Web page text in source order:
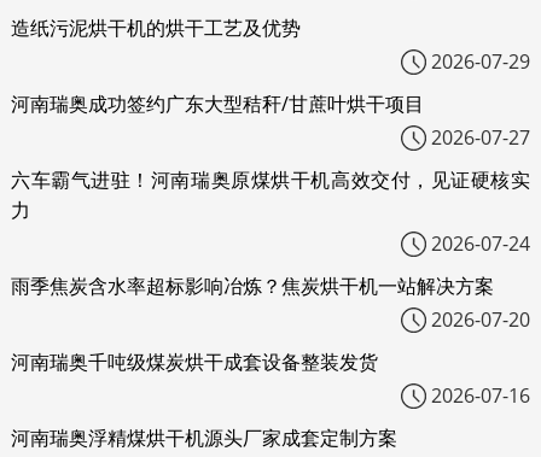
造纸污泥烘干机的烘干工艺及优势
2026-07-29
河南瑞奥成功签约广东大型秸秆/甘蔗叶烘干项目
2026-07-27
六车霸气进驻！河南瑞奥原煤烘干机高效交付，见证硬核实
力
2026-07-24
雨季焦炭含水率超标影响冶炼？焦炭烘干机一站解决方案
2026-07-20
河南瑞奥千吨级煤炭烘干成套设备整装发货
2026-07-16
河南瑞奥浮精煤烘干机源头厂家成套定制方案